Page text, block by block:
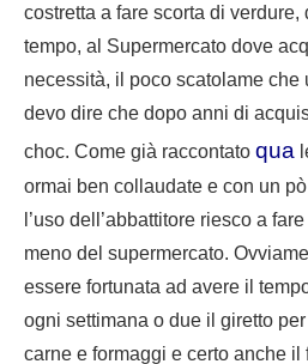
costretta a fare scorta di
tempo, al Supermercato dove
necessità, il poco scatolame che
devo dire che dopo anni di
choc. Come già raccontato qua
ormai ben collaudate e con un
l’uso dell’abbattitore riesco a
meno del supermercato.
essere fortunata ad avere il
ogni settimana o due il giretto
carne e formaggi e certo anche il